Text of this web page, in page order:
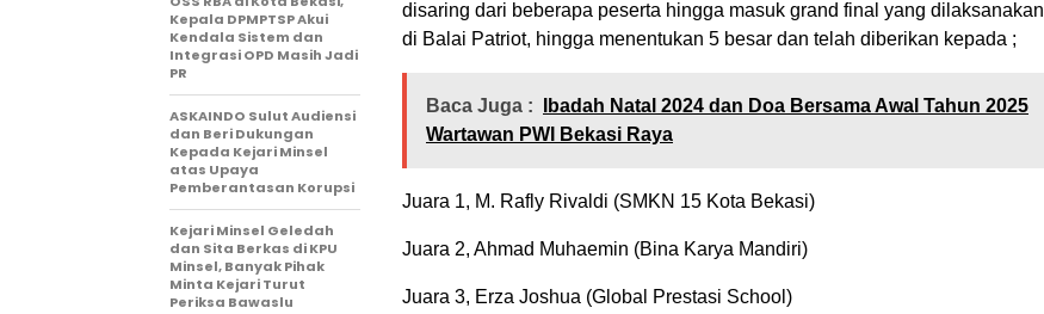
disaring dari beberapa peserta hingga masuk grand final yang dilaksanakan
di Balai Patriot, hingga menentukan 5 besar dan telah diberikan kepada ;
Baca Juga :
Ibadah Natal 2024 dan Doa Bersama Awal Tahun 2025
Wartawan PWI Bekasi Raya
Juara 1, M. Rafly Rivaldi (SMKN 15 Kota Bekasi)
Juara 2, Ahmad Muhaemin (Bina Karya Mandiri)
Juara 3, Erza Joshua (Global Prestasi School)
Kepala DPMPTSP Akui
Kendala Sistem dan
Integrasi OPD Masih Jadi
PR
ASKAINDO Sulut Audiensi
dan Beri Dukungan
Kepada Kejari Minsel
atas Upaya
Pemberantasan Korupsi
Kejari Minsel Geledah
dan Sita Berkas di KPU
Minsel, Banyak Pihak
Minta Kejari Turut
Periksa Bawaslu